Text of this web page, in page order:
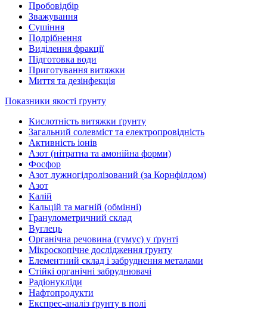
Пробовідбір
Зважування
Сушіння
Подрібнення
Виділення фракції
Підготовка води
Приготування витяжки
Миття та дезінфекція
Показники якості ґрунту
Кислотність витяжки ґрунту
Загальний солевміст та електропровідність
Активність іонів
Азот (нітратна та амонійна форми)
Фосфор
Азот лужногідролізований (за Корнфілдом)
Азот
Калій
Кальцій та магній (обмінні)
Гранулометричний склад
Вуглець
Органічна речовина (гумус) у ґрунті
Мікроскопічне дослідження ґрунту
Елементний склад і забруднення металами
Стійкі органічні забруднювачі
Радіонукліди
Нафтопродукти
Експрес-аналіз ґрунту в полі